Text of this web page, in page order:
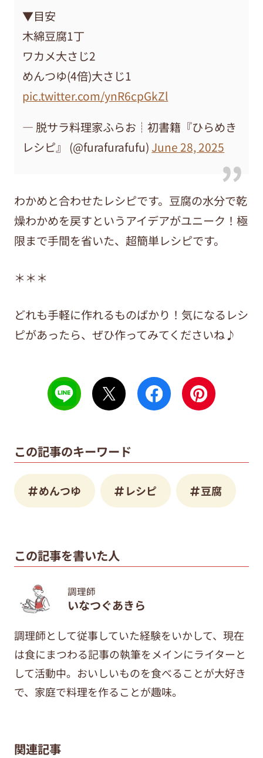
▼目安
木綿豆腐1丁
ワカメ大さじ2
めんつゆ(4倍)大さじ1
pic.twitter.com/ynR6cpGkZl
— 脱サラ料理家ふらお┊初書籍『ひらめき
レシピ』 (@furafurafufu) June 28, 2025
わかめと合わせたレシピです。豆腐の水分で乾
燥わかめを戻すというアイデアがユニーク！極
限まで手間を省いた、超簡単レシピです。
＊＊＊
どれも手軽に作れるものばかり！気になるレシ
ピがあったら、ぜひ作ってみてくださいね♪
この記事のキーワード
めんつゆ レシピ 豆腐
この記事を書いた人
調理師
いなつぐあきら
調理師として従事していた経験をいかして、現在
は食にまつわる記事の執筆をメインにライターと
して活動中。おいしいものを食べることが大好き
で、家庭で料理を作ることが趣味。
関連記事